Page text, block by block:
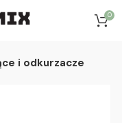
0
i odkurzacze